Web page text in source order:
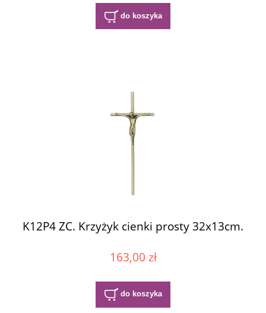
do koszyka
K12P4 ZC. Krzyżyk cienki prosty 32x13cm.
163,00 zł
do koszyka